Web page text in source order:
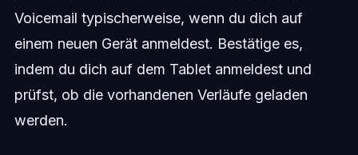
Voicemail typischerweise, wenn du dich auf
einem neuen Gerät anmeldest. Bestätige es,
indem du dich auf dem Tablet anmeldest und
prüfst, ob die vorhandenen Verläufe geladen
werden.